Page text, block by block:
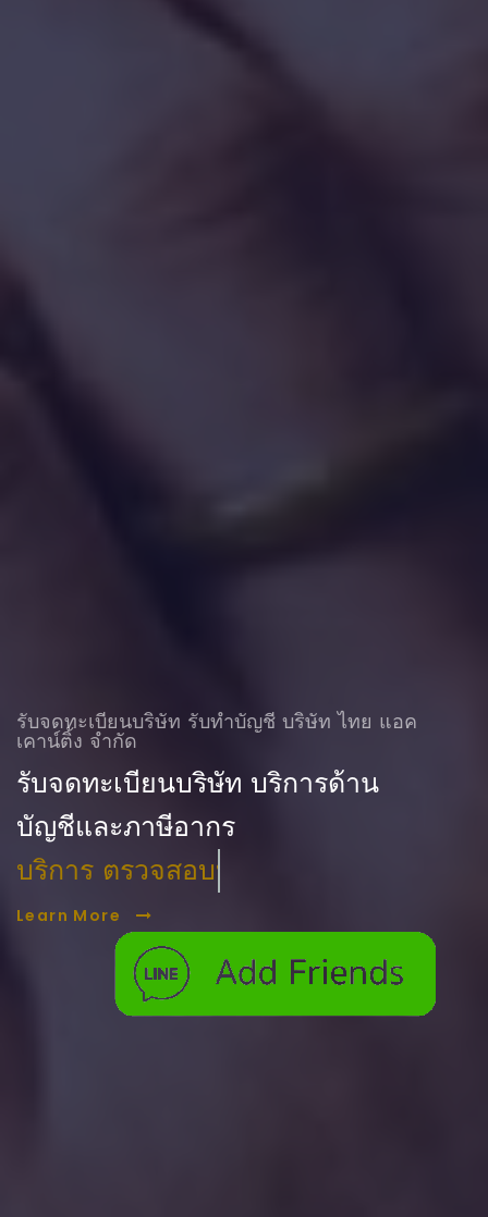
รับจดทะเบียนบริษัท รับทําบัญชี บริษัท ไทย แอค
เคาน์ติ้ง จำกัด
รับจดทะเบียนบริษัท บริการด้าน
บัญชีและภาษีอากร
บริการ ตรวจสอบบัญชี
Learn More